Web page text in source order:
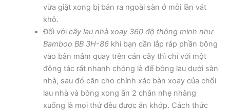
vừa giặt xong bị bắn ra ngoài sàn ở mỗi lần vắt
khô.
Đối với cây lau nhà xoay 360 độ thông minh như
Bamboo BB 3H-86khi bạn cần lắp ráp phần bông
vào bàn mâm quay trên cán cây thì chỉ với một
động tác rất nhanh chóng là để bông lau dưới sàn
nhà, sau đó căn cho chính xác bàn xoay của chổi
lau nhà và bông xong ấn 2 chân nhẹ nhàng
xuống là mọi thứ đều được ăn khớp. Cách thức